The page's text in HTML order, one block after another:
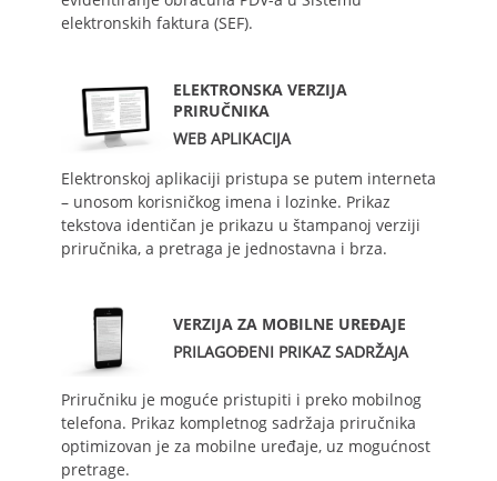
elektronskih faktura (SEF).
ELEKTRONSKA VERZIJA
PRIRUČNIKA
WEB APLIKACIJA
Elektronskoj aplikaciji pristupa se putem interneta
– unosom korisničkog imena i lozinke. Prikaz
tekstova identičan je prikazu u štampanoj verziji
priručnika, a pretraga je jednostavna i brza.
VERZIJA ZA MOBILNE UREĐAJE
PRILAGOĐENI PRIKAZ SADRŽAJA
Priručniku je moguće pristupiti i preko mobilnog
telefona. Prikaz kompletnog sadržaja priručnika
optimizovan je za mobilne uređaje, uz mogućnost
pretrage.